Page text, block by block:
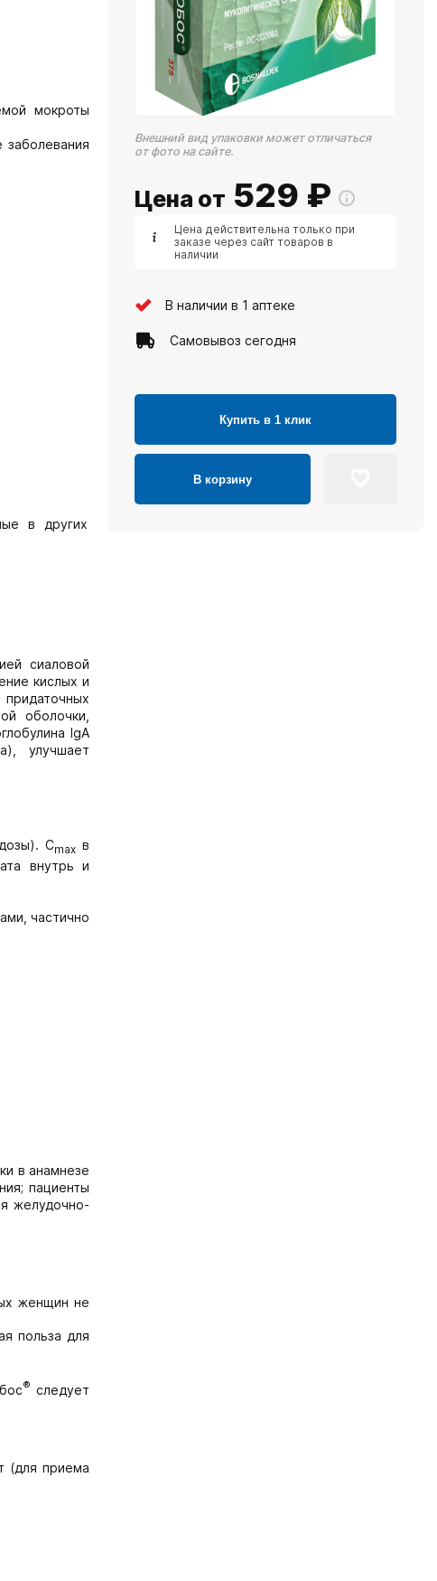
мокроты
в других
сиаловой
кислых и
оболочки,
IgA
улучшает
Cmax в
внутрь и
частично
в анамнезе
пациенты
желудочно-
женщин не
польза для
® следует
(для приема
Внешний вид упаковки может отличаться
от фото на сайте.
Цена от 529 ₽
Цена действительна только при
заказе через сайт товаров в
наличии
В наличии в 1 аптеке
Самовывоз сегодня
Купить в 1 клик
В корзину